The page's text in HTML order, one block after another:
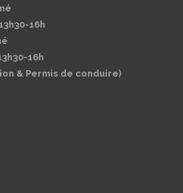
16h
16h
& Permis de conduire)